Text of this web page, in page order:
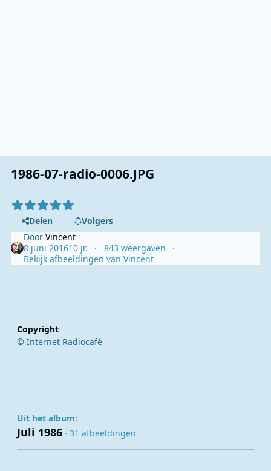
1986-07-radio-0006.JPG
Delen
Volgers
DoorVincent
8 juni 201610 jr.
843 weergaven
Bekijk afbeeldingen van Vincent
Copyright
© Internet Radiocafé
Uit het album:
Juli 1986 · 31 afbeeldingen